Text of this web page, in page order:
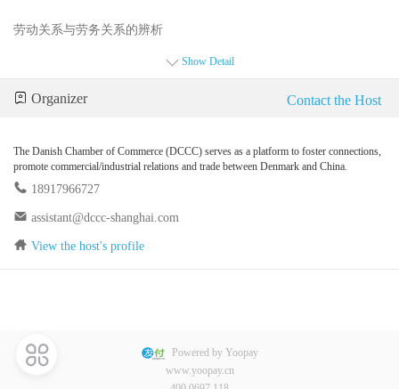
劳动关系与劳务关系的辨析
2. 自由职业者（free lancer）在中国雇佣法中的地位
自由职业者管理中的“穿透”问题
实习生与用人单位之间是什么法律关系
1. 什么是标准工作时间制度
Show Detail
Organizer Contact the Host
The Danish Chamber of Commerce (DCCC) serves as a platform to foster connections,
promote commercial/industrial relations and trade between Denmark and China.
18917966727
assistant@dccc-shanghai.com
View the host's profile
Powered by Yoopay
www.yoopay.cn